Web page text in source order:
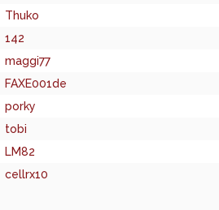
Thuko
142
maggi77
FAXE001de
porky
tobi
LM82
cellrx10